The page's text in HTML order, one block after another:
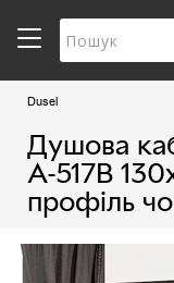
Dusel
Душова
A-517B
профіль